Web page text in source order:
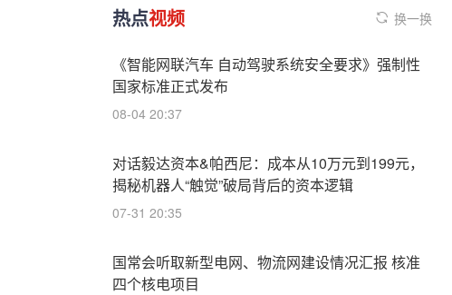
热点视频 换一换
《智能网联汽车 自动驾驶系统安全要求》强制性
国家标准正式发布
08-04 20:37
对话毅达资本&帕西尼：成本从10万元到199元，
揭秘机器人“触觉”破局背后的资本逻辑
07-31 20:35
国常会听取新型电网、物流网建设情况汇报 核准
四个核电项目